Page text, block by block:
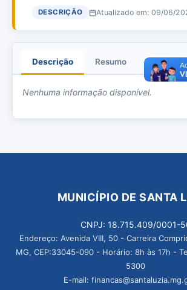
DESCRIÇÃO Atualizado em: 09/06/
Descrição Resumo Anexos
Nenhuma informação disponível.
MUNICÍPIO DE SANTA
CNPJ: 18.715.409/0001-
Endereço: Avenida VIII, 50 - Carreira
MG, CEP:33045-090 - Horário: 8h às 17h -
5300
E-mail: